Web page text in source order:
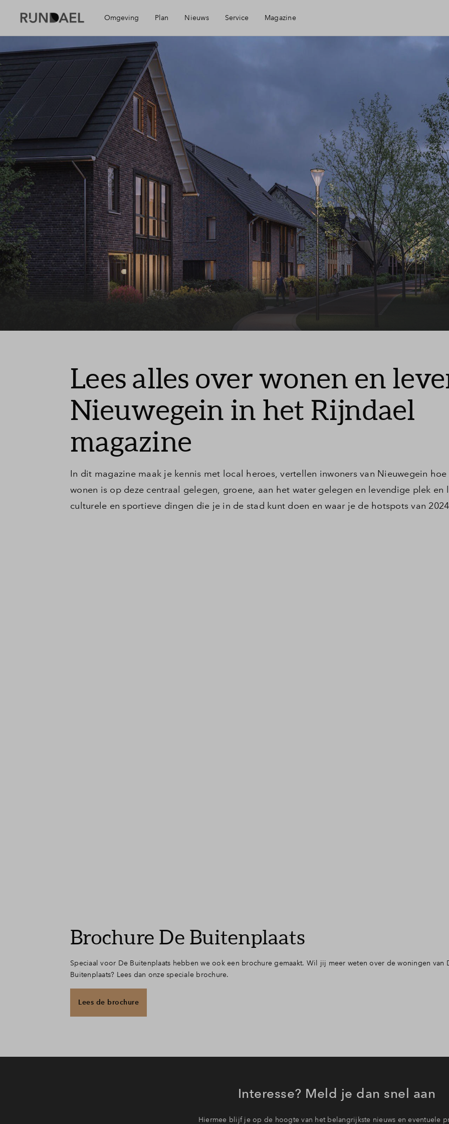
Omgeving
Ligging
Bereikbaarheid
Voorzieningen
Nieuwegein
Plan
Wijken
Duurzaamheid
Visie
Partners
Planning
Nieuws Service
Woning kopen
Financiering
Contact
Veelgestelde vragen
Magazine
Lees alles over wonen en
Nieuwegein in het Rijndael
magazine
In dit magazine maak je kennis met local heroes, vertellen inwoners van Nieuwegein
wonen is op deze centraal gelegen, groene, aan het water gelegen en levendige plek en
culturele en sportieve dingen die je in de stad kunt doen en waar je de hotspots van
Brochure De Buitenplaats
Speciaal voor De Buitenplaats hebben we ook een brochure gemaakt. Wil jij meer weten over de woningen van
Buitenplaats? Lees dan onze speciale brochure.
Lees de brochure
Interesse? Meld je dan snel aan
Hiermee blijf je op de hoogte van het belangrijkste nieuws en eventuele